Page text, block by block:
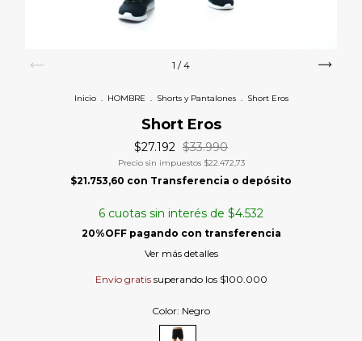
1 /4
Inicio . HOMBRE . Shorts y Pantalones . Short Eros
Short Eros
$27.192 $33.990
Precio sin impuestos $22.472,73
$21.753,60 con Transferencia o depósito
6 cuotas sin interés de $4.532
Ver más detalles
Envío gratis superando los $100.000
Color: Negro